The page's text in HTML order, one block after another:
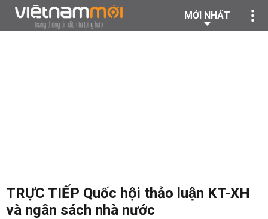
MỚI NHẤT
TRỰC TIẾP Quốc hội thảo luận KT-XH
và ngân sách nhà nước